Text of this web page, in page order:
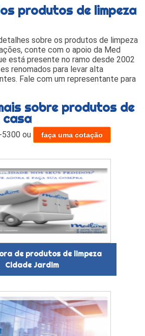
produtos de limpeza
sobre os produtos de limpeza
conte com o apoio da Med
está presente no ramo desde 2002
renomados para levar alta
Fale com um representante para
sobre produtos de
casa
5300 ou faça uma cotação
de produtos de limpeza
Cidade Jardim